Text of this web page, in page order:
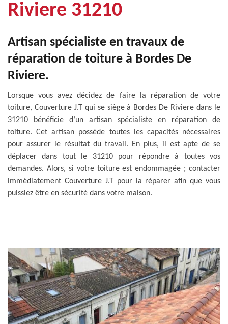
Riviere 31210
Artisan spécialiste en travaux de
réparation de toiture à Bordes De
Riviere.
Lorsque vous avez décidez de faire la réparation de votre
toiture, Couverture J.T qui se siège à Bordes De Riviere dans le
31210 bénéficie d’un artisan spécialiste en réparation de
toiture. Cet artisan possède toutes les capacités nécessaires
pour assurer le résultat du travail. En plus, il est apte de se
déplacer dans tout le 31210 pour répondre à toutes vos
demandes. Alors, si votre toiture est endommagée ; contacter
immédiatement Couverture J.T pour la réparer afin que vous
puissiez être en sécurité dans votre maison.